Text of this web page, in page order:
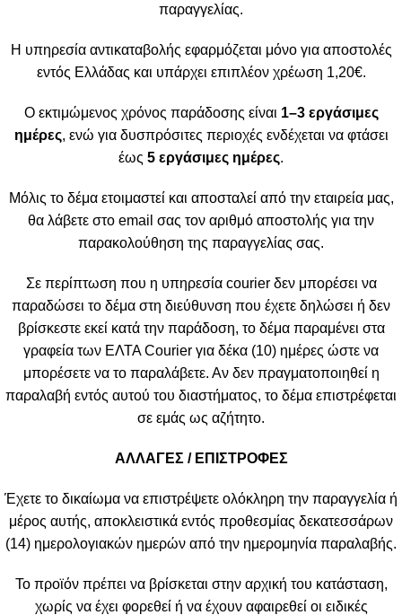
παραγγελίας.
Η υπηρεσία αντικαταβολής εφαρμόζεται μόνο για αποστολές
εντός Ελλάδας και υπάρχει επιπλέον χρέωση 1,20€.
Ο εκτιμώμενος χρόνος παράδοσης είναι 1–3 εργάσιμες
ημέρες, ενώ για δυσπρόσιτες περιοχές ενδέχεται να φτάσει
έως 5 εργάσιμες ημέρες.
Μόλις το δέμα ετοιμαστεί και αποσταλεί από την εταιρεία μας,
θα λάβετε στο email σας τον αριθμό αποστολής για την
παρακολούθηση της παραγγελίας σας.
Σε περίπτωση που η υπηρεσία courier δεν μπορέσει να
παραδώσει το δέμα στη διεύθυνση που έχετε δηλώσει ή δεν
βρίσκεστε εκεί κατά την παράδοση, το δέμα παραμένει στα
γραφεία των ΕΛΤΑ Courier για δέκα (10) ημέρες ώστε να
μπορέσετε να το παραλάβετε. Αν δεν πραγματοποιηθεί η
παραλαβή εντός αυτού του διαστήματος, το δέμα επιστρέφεται
σε εμάς ως αζήτητο.
ΑΛΛΑΓΕΣ / ΕΠΙΣΤΡΟΦΕΣ
Έχετε το δικαίωμα να επιστρέψετε ολόκληρη την παραγγελία ή
μέρος αυτής, αποκλειστικά εντός προθεσμίας δεκατεσσάρων
(14) ημερολογιακών ημερών από την ημερομηνία παραλαβής.
Το προϊόν πρέπει να βρίσκεται στην αρχική του κατάσταση,
χωρίς να έχει φορεθεί ή να έχουν αφαιρεθεί οι ειδικές